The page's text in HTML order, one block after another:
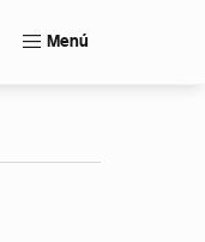
Menú